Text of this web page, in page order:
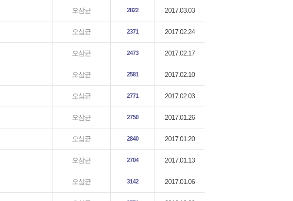
오삼균 2822 2017.03.03
오삼균 2371 2017.02.24
오삼균 2473 2017.02.17
오삼균 2581 2017.02.10
오삼균 2771 2017.02.03
오삼균 2750 2017.01.26
오삼균 2840 2017.01.20
오삼균 2704 2017.01.13
오삼균 3142 2017.01.06